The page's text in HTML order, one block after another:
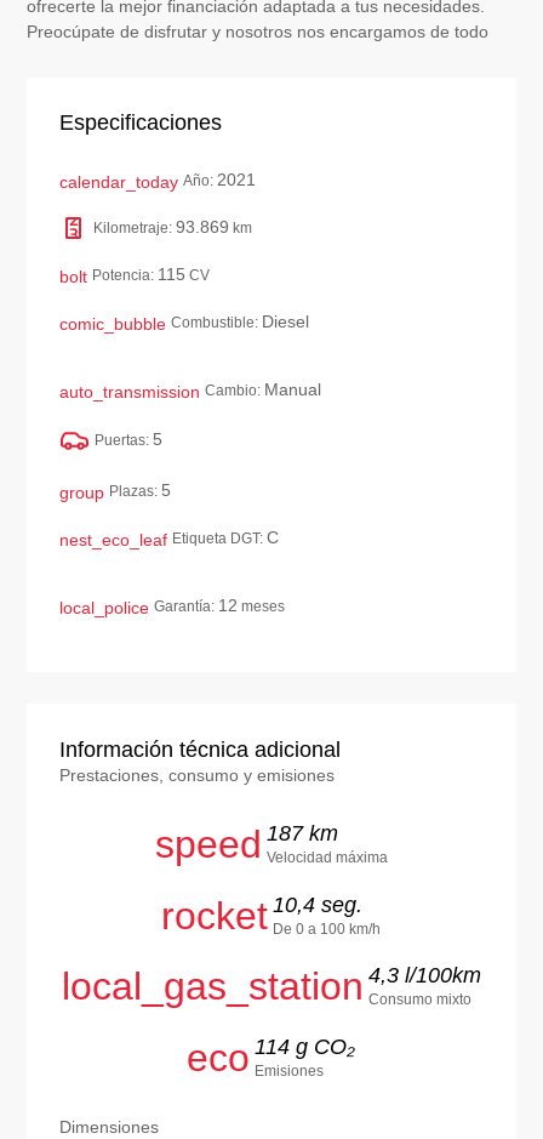
ofrecerte la mejor financiación adaptada a tus necesidades.
Preocúpate de disfrutar y nosotros nos encargamos de todo
Especificaciones
calendar_today Año: 2021
Kilometraje: 93.869 km
bolt Potencia: 115 CV
comic_bubble Combustible: Diesel
auto_transmission Cambio: Manual
Puertas: 5
group Plazas: 5
nest_eco_leaf Etiqueta DGT: C
local_police Garantía: 12 meses
Información técnica adicional
Prestaciones, consumo y emisiones
speed 187 km
Velocidad máxima
rocket 10,4 seg.
De 0 a 100 km/h
local_gas_station 4,3 l/100km
Consumo mixto
eco 114 g CO₂
Emisiones
Dimensiones